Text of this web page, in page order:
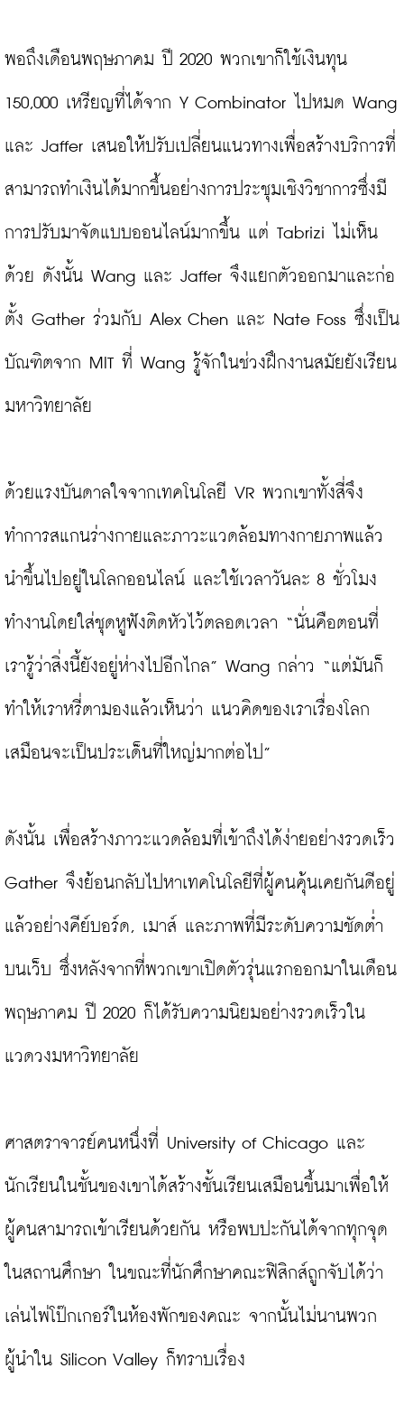
พอถึงเดือนพฤษภาคม ปี 2020 พวกเขาก็ใช้เงินทุน
150,000 เหรียญที่ได้จาก Y Combinator ไปหมด Wang
และ Jaffer เสนอให้ปรับเปลี่ยนแนวทางเพื่อสร้างบริการที่
สามารถทำเงินได้มากขึ้นอย่างการประชุมเชิงวิชาการซึ่งมี
การปรับมาจัดแบบออนไลน์มากขึ้น แต่ Tabrizi ไม่เห็น
ด้วย ดังนั้น Wang และ Jaffer จึงแยกตัวออกมาและก่อ
ตั้ง Gather ร่วมกับ Alex Chen และ Nate Foss ซึ่งเป็น
บัณฑิตจาก MIT ที่ Wang รู้จักในช่วงฝึกงานสมัยยังเรียน
มหาวิทยาลัย
ด้วยแรงบันดาลใจจากเทคโนโลยี VR พวกเขาทั้งสี่จึง
ทำการสแกนร่างกายและภาวะแวดล้อมทางกายภาพแล้ว
นำขึ้นไปอยู่ในโลกออนไลน์ และใช้เวลาวันละ 8 ชั่วโมง
ทำงานโดยใส่ชุดหูฟังติดหัวไว้ตลอดเวลา “นั่นคือตอนที่
เรารู้ว่าสิ่งนี้ยังอยู่ห่างไปอีกไกล” Wang กล่าว “แต่มันก็
ทำให้เราหรี่ตามองแล้วเห็นว่า แนวคิดของเราเรื่องโลก
เสมือนจะเป็นประเด็นที่ใหญ่มากต่อไป”
ดังนั้น เพื่อสร้างภาวะแวดล้อมที่เข้าถึงได้ง่ายอย่างรวดเร็ว
Gather จึงย้อนกลับไปหาเทคโนโลยีที่ผู้คนคุ้นเคยกันดีอยู่
แล้วอย่างคีย์บอร์ด, เมาส์ และภาพที่มีระดับความชัดต่ำ
บนเว็บ ซึ่งหลังจากที่พวกเขาเปิดตัวรุ่นแรกออกมาในเดือน
พฤษภาคม ปี 2020 ก็ได้รับความนิยมอย่างรวดเร็วใน
แวดวงมหาวิทยาลัย
ศาสตราจารย์คนหนึ่งที่ University of Chicago และ
นักเรียนในชั้นของเขาได้สร้างชั้นเรียนเสมือนขึ้นมาเพื่อให้
ผู้คนสามารถเข้าเรียนด้วยกัน หรือพบปะกันได้จากทุกจุด
ในสถานศึกษา ในขณะที่นักศึกษาคณะฟิสิกส์ถูกจับได้ว่า
เล่นไพ่โป๊กเกอร์ในห้องพักของคณะ จากนั้นไม่นานพวก
ผู้นำใน Silicon Valley ก็ทราบเรื่อง